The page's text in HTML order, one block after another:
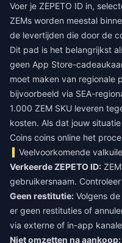
Voer je ZEPETO ID in,
ZEMs worden meestal
de levertijden die door de
Dit pad is het belangrijkst
geen App Store-
moet maken van regionale
bijvoorbeeld via SEA-
1.000 ZEM SKU leveren
kosten. Als dat jouw
Coins coins online het
Veelvoorkomende
Verkeerde ZEPETO ID:
gebruikersnaam.
Geen restitutie: Volgens
er geen restituties of
via externe of in-app
Niet omzetten na aankoop: